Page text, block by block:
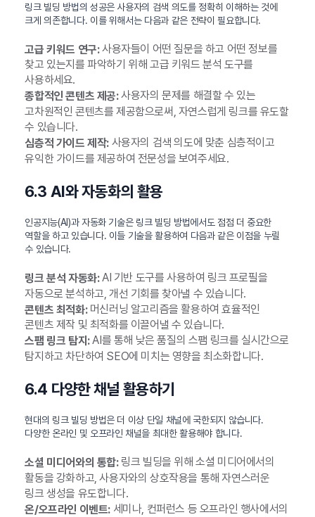
링크 빌딩 방법의 성공은 사용자의 검색 의도를 정확히 이해하는 것에
크게 의존합니다. 이를 위해서는 다음과 같은 전략이 필요합니다.
고급 키워드 연구:사용자들이 어떤 질문을 하고 어떤 정보를
찾고 있는지를 파악하기 위해 고급 키워드 분석 도구를
사용하세요.
종합적인 콘텐츠 제공:사용자의 문제를 해결할 수 있는
고차원적인 콘텐츠를 제공함으로써, 자연스럽게 링크를 유도할
수 있습니다.
심층적 가이드 제작:사용자의 검색 의도에 맞춘 심층적이고
유익한 가이드를 제공하여 전문성을 보여주세요.
6.3 AI와 자동화의 활용
인공지능(AI)과 자동화 기술은 링크 빌딩 방법에서도 점점 더 중요한
역할을 하고 있습니다. 이들 기술을 활용하여 다음과 같은 이점을 누릴
수 있습니다.
링크 분석 자동화:AI 기반 도구를 사용하여 링크 프로필을
자동으로 분석하고, 개선 기회를 찾아낼 수 있습니다.
콘텐츠 최적화:머신러닝 알고리즘을 활용하여 효율적인
콘텐츠 제작 및 최적화를 이끌어낼 수 있습니다.
스팸 링크 탐지:AI를 통해 낮은 품질의 스팸 링크를 실시간으로
탐지하고 차단하여 SEO에 미치는 영향을 최소화합니다.
6.4 다양한 채널 활용하기
현대의 링크 빌딩 방법은 더 이상 단일 채널에 국한되지 않습니다.
다양한 온라인 및 오프라인 채널을 최대한 활용해야 합니다.
소셜 미디어와의 통합:링크 빌딩을 위해 소셜 미디어에서의
활동을 강화하고, 사용자와의 상호작용을 통해 자연스러운
링크 생성을 유도합니다.
온/오프라인 이벤트:세미나, 컨퍼런스 등 오프라인 행사에서의